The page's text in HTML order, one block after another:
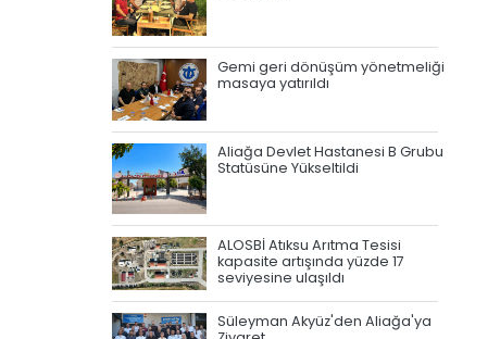
Gemi geri dönüşüm yönetmeliği
masaya yatırıldı
Aliağa Devlet Hastanesi B Grubu
Statüsüne Yükseltildi
ALOSBİ Atıksu Arıtma Tesisi
kapasite artışında yüzde 17
seviyesine ulaşıldı
Süleyman Akyüz'den Aliağa'ya